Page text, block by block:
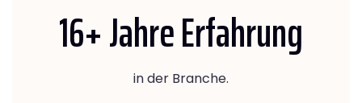
16+ Jahre Erfahrung
in der Branche.